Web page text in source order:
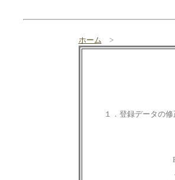
ホーム >
１．登録データの修